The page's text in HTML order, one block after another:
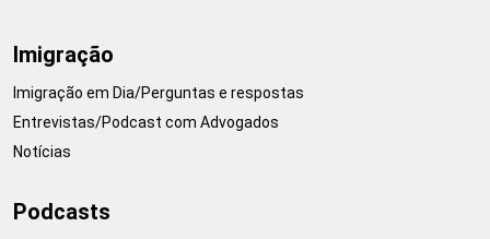
Imigração
Imigração em Dia/Perguntas e respostas
Entrevistas/Podcast com Advogados
Notícias
Podcasts